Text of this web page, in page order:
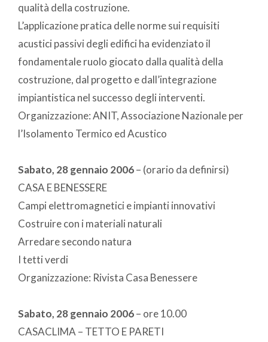
qualità della costruzione.
L’applicazione pratica delle norme sui requisiti
acustici passivi degli edifici ha evidenziato il
fondamentale ruolo giocato dalla qualità della
costruzione, dal progetto e dall’integrazione
impiantistica nel successo degli interventi.
Organizzazione: ANIT, Associazione Nazionale per
l’Isolamento Termico ed Acustico
Sabato, 28 gennaio 2006– (orario da definirsi)
CASA E BENESSERE
Campi elettromagnetici e impianti innovativi
Costruire con i materiali naturali
Arredare secondo natura
I tetti verdi
Organizzazione: Rivista Casa Benessere
Sabato, 28 gennaio 2006– ore 10.00
CASACLIMA – TETTO E PARETI